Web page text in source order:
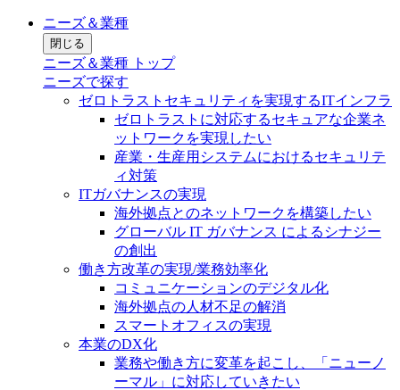
ニーズ＆業種
閉じる
ニーズ＆業種 トップ
ニーズで探す
ゼロトラストセキュリティを実現するITインフラ
ゼロトラストに対応するセキュアな企業ネ
ットワークを実現したい
産業・生産用システムにおけるセキュリテ
ィ対策
ITガバナンスの実現
海外拠点とのネットワークを構築したい
グローバル IT ガバナンス によるシナジー
の創出
働き方改革の実現/業務効率化
コミュニケーションのデジタル化
海外拠点の人材不足の解消
スマートオフィスの実現
本業のDX化
業務や働き方に変革を起こし、「ニューノ
ーマル」に対応していきたい